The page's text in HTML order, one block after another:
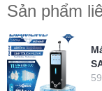
Sản phẩm